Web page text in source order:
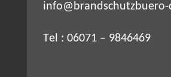
Tel : 06071 – 9846469